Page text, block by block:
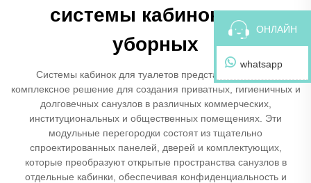
системы кабинок для
уборных
Системы кабинок для туалетов представляют собой
комплексное решение для создания приватных, гигиеничных и
долговечных санузлов в различных коммерческих,
институциональных и общественных помещениях. Эти
модульные перегородки состоят из тщательно
спроектированных панелей, дверей и комплектующих,
которые преобразуют открытые пространства санузлов в
отдельные кабинки, обеспечивая конфиденциальность и
ОНЛАЙН
whatsapp